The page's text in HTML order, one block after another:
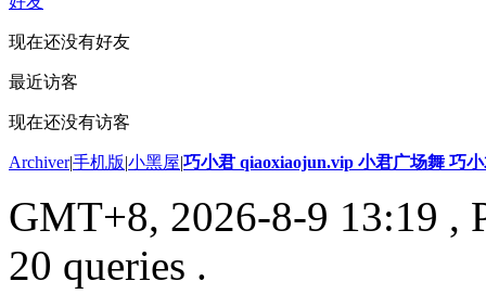
现在还没有好友
最近访客
现在还没有访客
Archiver|手机版|小黑屋|巧小君 qiaoxiaojun.vip 小君广场舞 巧
GMT+8, 2026-8-9 13:19 ,
20 queries .